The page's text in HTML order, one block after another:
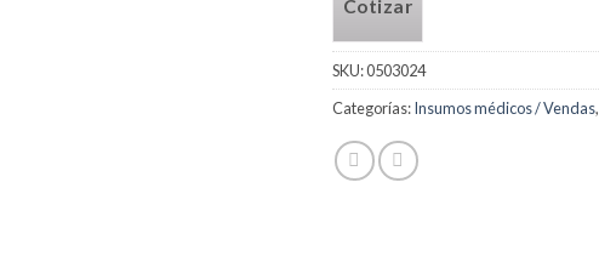
Cotizar
SKU:0503024
Categorías:Insumos médicos / Vendas,